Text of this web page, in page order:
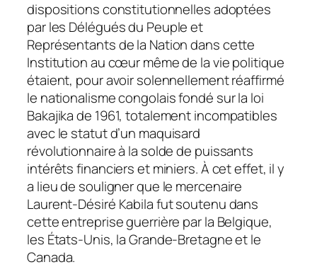
dispositions constitutionnelles adoptées
par les Délégués du Peuple et
Représentants de la Nation dans cette
Institution au cœur même de la vie politique
étaient, pour avoir solennellement réaffirmé
le nationalisme congolais fondé sur la loi
Bakajika de 1961, totalement incompatibles
avec le statut d’un maquisard
révolutionnaire à la solde de puissants
intérêts financiers et miniers. À cet effet, il y
a lieu de souligner que le mercenaire
Laurent-Désiré Kabila fut soutenu dans
cette entreprise guerrière par la Belgique,
les États-Unis, la Grande-Bretagne et le
Canada.